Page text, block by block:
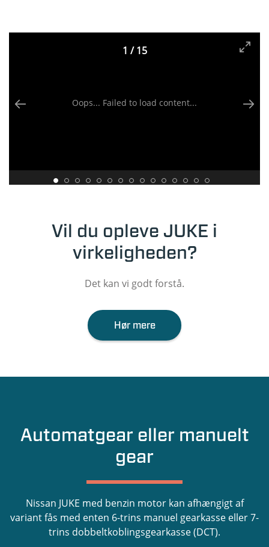
Oops... Failed to load content...
1 /15
Vil du opleve JUKE i
virkeligheden?
Det kan vi godt forstå.
Hør mere
Automatgear eller manuelt
gear
Nissan JUKE med benzin motor kan afhængigt af
variant fås med enten 6-trins manuel gearkasse eller 7-
trins dobbeltkoblingsgearkasse (DCT).